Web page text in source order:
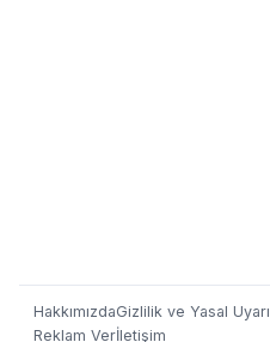
HakkımızdaGizlilik ve Yasal Uyarı
Reklam Verİletişim